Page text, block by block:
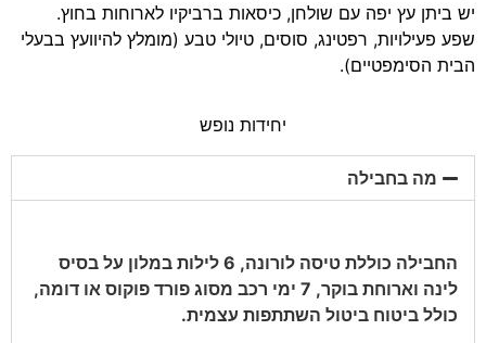
יש ביתן עץ יפה עם שולחן, כיסאות ברביקיו לארוחות בחוץ.
שפע פעילויות, רפטינג, סוסים, טיולי טבע (מומלץ להיוועץ בבעלי
הבית הסימפטיים).
יחידות נופש
מה בחבילה
החבילה כוללת טיסה לורונה
, 6 לילות במלון על בסיס
לינה וארוחת בוקר, 7 ימי רכב מסוג פורד פוקוס או דומה,
כולל ביטוח ביטול השתתפות עצמית.